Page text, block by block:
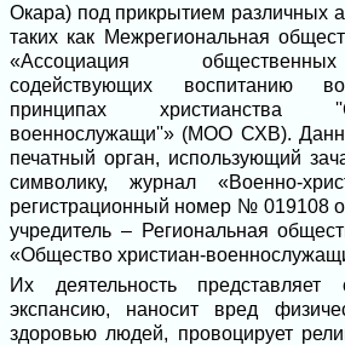
Окара) под прикрытием различных
таких как Межрегиональная
«Ассоциация
содействующих воспитанию
принципах христианства
военнослужащи''» (МОО СХВ).
печатный орган, использующий
символику, журнал «Военно-
регистрационный номер № 019108
учредитель – Региональная
«Общество христиан-
Их деятельность представляет
экспансию, наносит вред
здоровью людей, провоцирует